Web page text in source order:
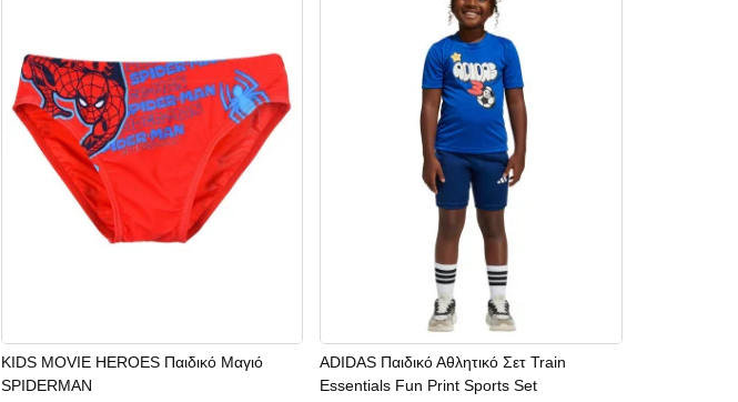
KIDS MOVIE HEROES Παιδικό Μαγιό
SPIDERMAN
ADIDAS Παιδικό Αθλητικό Σετ Train
Essentials Fun Print Sports Set